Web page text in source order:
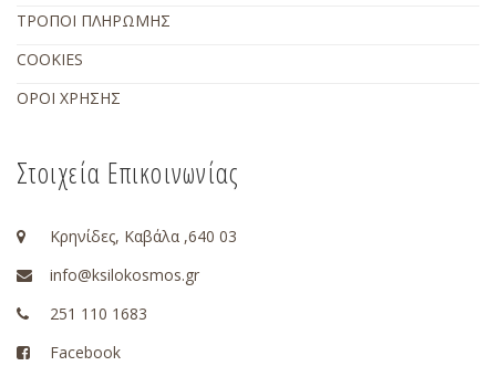
ΤΡΟΠΟΙ ΠΛΗΡΩΜΗΣ
COOKIES
ΟΡΟΙ ΧΡΗΣΗΣ
Στοιχεία Επικοινωνίας
Κρηνίδες, Καβάλα ,640 03
info@ksilokosmos.gr
251 110 1683
Facebook